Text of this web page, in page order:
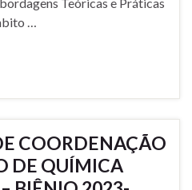
Teóricas e Práticas
…
COORDENAÇÃO
DE QUÍMICA